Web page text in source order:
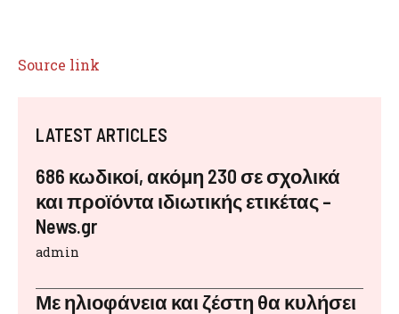
Source link
LATEST ARTICLES
686 κωδικοί, ακόμη 230 σε σχολικά
και προϊόντα ιδιωτικής ετικέτας –
News.gr
admin
Με ηλιοφάνεια και ζέστη θα κυλήσει